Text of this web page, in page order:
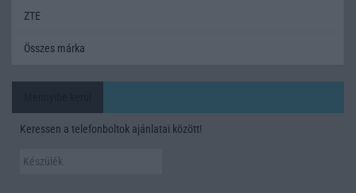
ZTE
Összes márka
Keressen a telefonboltok ajánlatai között!